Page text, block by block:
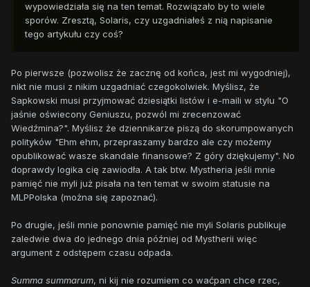
wypowiedziała się na ten temat. Rozwiązało by to wiele
sporów. Zresztą, Solaris, czy uzgadniałeś z nią napisanie
tego artykułu czy coś?
Po pierwsze (pozwolisz że zacznę od końca, jest mi wygodniej),
nikt nie musi z nikim uzgadniać czegokolwiek. Myślisz, że
Sapkowski musi przyjmować dziesiątki listów i e-maili w stylu "O
jaśnie oświecony Geniuszu, pozwól mi zrecenzować
Wiedźmina?". Myślisz że dziennikarze piszą do skorumpowanych
polityków "Ehm ehm, przepraszamy bardzo ale czy możemy
opublikować wasze skandale finansowe? Z góry dziękujemy". No
doprawdy logika cię zawiodła. A tak btw. Mystheria jeśli mnie
pamięć nie myli już pisała na ten temat w swoim statusie na
MLPPolska (można się zapoznać).
Po drugie, jeśli mnie ponownie pamięć nie myli Solaris publikuje
zaledwie dwa do jednego dnia później od Mystherii więc
argument z odstępem czasu odpada.
Summa summarum, ni kij nie rozumiem co waćpan chce rzec,